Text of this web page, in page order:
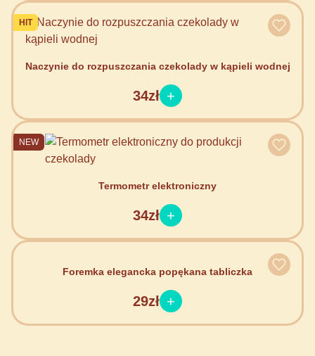
HIT
Naczynie do rozpuszczania czekolady w kąpieli wodnej
34zł
NEW
Termometr elektroniczny
34zł
Foremka elegancka popękana tabliczka
29zł